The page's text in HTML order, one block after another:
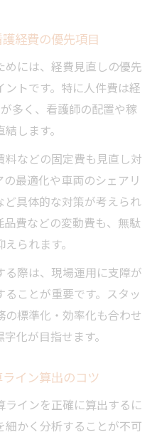
経費の優先項目
には、経費見直しの優先
トです。特に人件費は経
多く、看護師の配置や稼
します。
などの固定費も見直し対
最適化や車両のシェアリ
具体的な対策が考えられ
費などの変動費も、無駄
られます。
際は、現場運用に支障が
ことが重要です。スタッ
標準化・効率化も合わせ
化が目指せます。
イン算出のコツ
インを正確に算出するに
かく分析することが不可